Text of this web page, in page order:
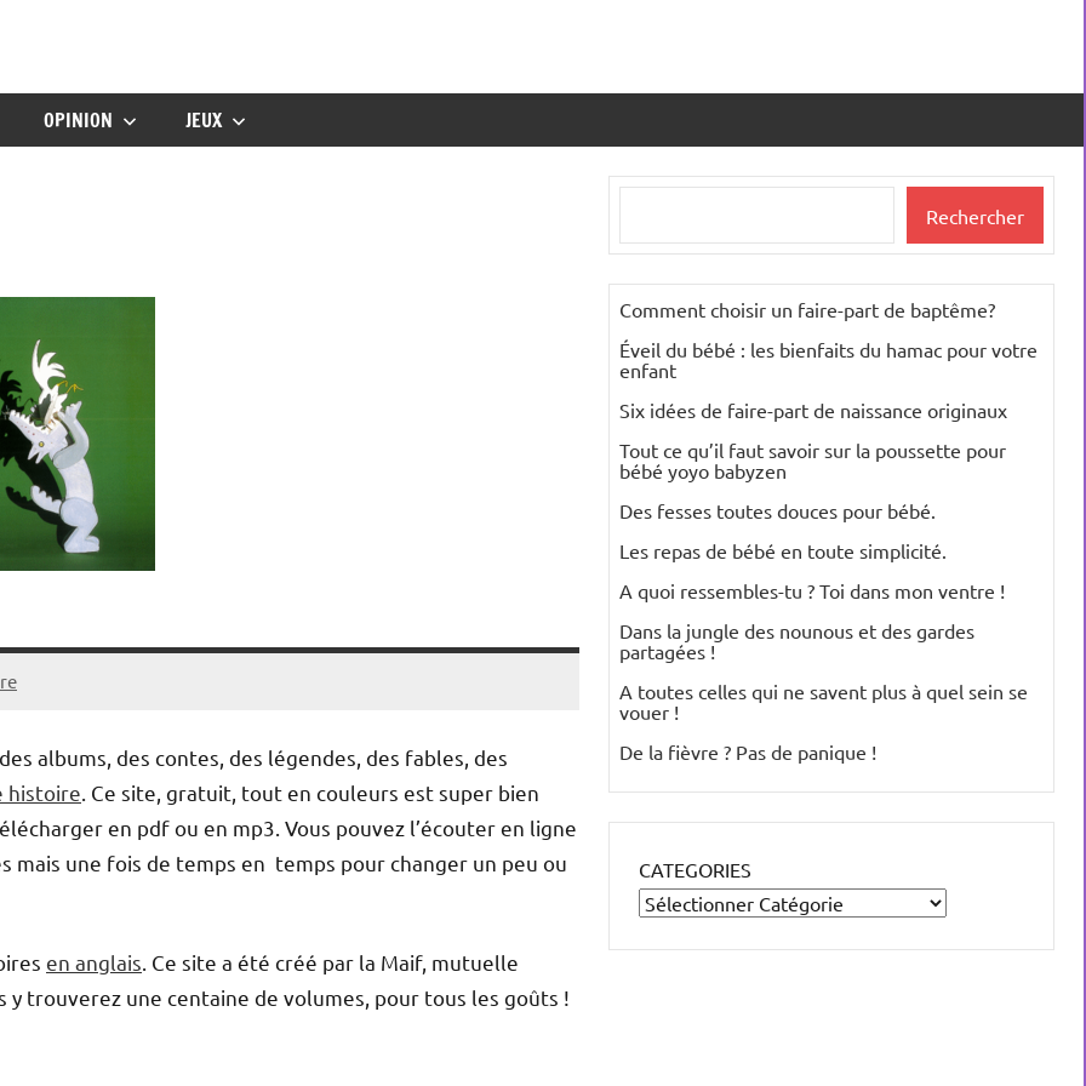
OPINION JEUX
albums, des contes, des légendes, des fables, des
histoire . Ce site, gratuit, tout en couleurs est super bien
en pdf ou en mp3. Vous pouvez l’écouter en ligne
une fois de temps en temps pour changer un peu ou
en anglais . Ce site a été créé par la Maif, mutuelle
y trouverez une centaine de volumes, pour tous les goûts !
Rechercher
Comment choisir un faire-part de baptême?
Éveil du bébé : les bienfaits du hamac pour votre
enfant
Six idées de faire-part de naissance originaux
Tout ce qu’il faut savoir sur la poussette pour
bébé yoyo babyzen
Des fesses toutes douces pour bébé.
Les repas de bébé en toute simplicité.
A quoi ressembles-tu ? Toi dans mon ventre !
Dans la jungle des nounous et des gardes
partagées !
A toutes celles qui ne savent plus à quel sein se
vouer !
De la fièvre ? Pas de panique !
CATEGORIES